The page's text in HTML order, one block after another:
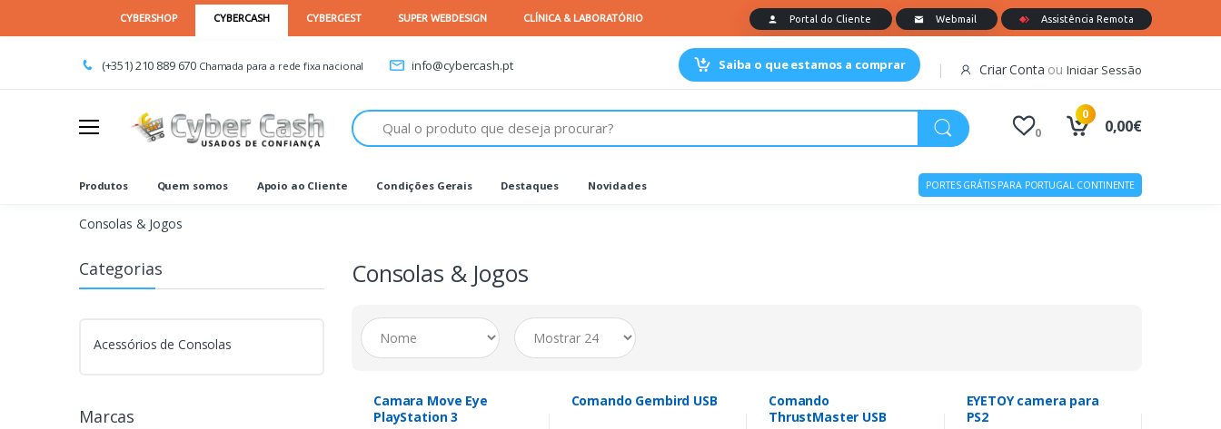
(+351) 210 889 670 Chamada para a rede fixa nacional info@cybercash.pt Saiba o que estamos a comprar Criar Conta ouIniciar Sessão
Procurar
0
0
0,00€
Produtos Quem somos Apoio ao Cliente Condições Gerais Destaques Novidades PORTES GRÁTIS PARA PORTUGAL CONTINENTE
Consolas & Jogos
Categorias
Acessórios de Consolas
Marcas
Consolas & Jogos
Camara Move Eye
PlayStation 3
Comando Gembird USB
Comando
ThrustMaster USB
EYETOY camera para
PS2